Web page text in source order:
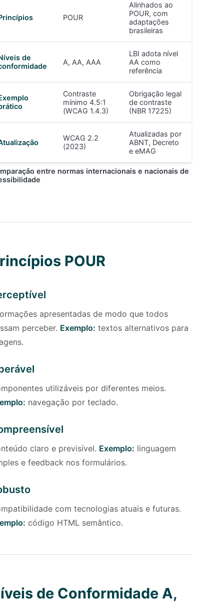
entre normas internacionais e nacionais de
POUR
Alinhados ao
POUR, com
adaptações
brasileiras
de
A, AA, AAA
LBI adota nível
AA como
referência
Contraste
mínimo 4.5:1
(WCAG 1.4.3)
Obrigação legal
de contraste
(NBR 17225)
WCAG 2.2
(2023)
Atualizadas por
ABNT, Decreto
e eMAG
POUR
apresentadas de modo que todos
perceber. Exemplo: textos alternativos para
utilizáveis por diferentes meios.
navegação por teclado.
claro e previsível. Exemplo: linguagem
e feedback nos formulários.
com tecnologias atuais e futuras.
código HTML semântico.
de Conformidade A,